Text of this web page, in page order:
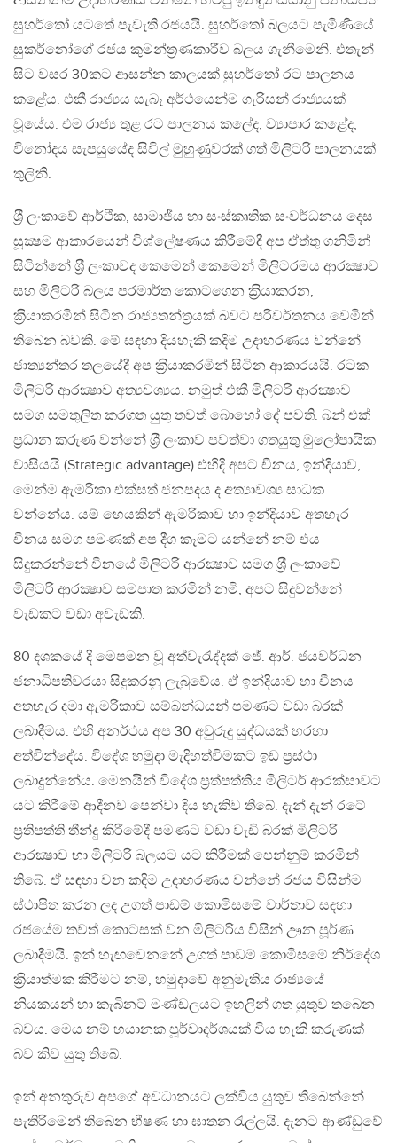
සුහර්තෝ යටතේ පැවැති රජයයි. සුහර්තෝ බලයට පැමිණියේ
සුකර්නෝගේ රජය කුමන්ත‍්‍රණකාරීව බලය ගැනීමෙනි. එතැන්
සිට වසර 30කට ආසන්න කාලයක් සුහර්තෝ රට පාලනය
කළේය. එකී රාජ්‍යය සැබෑ අර්ථයෙන්ම ගැරිසන් රාජ්‍යයක්
වූයේය. එම රාජ්‍ය තුළ රට පාලනය කලේද, ව්‍යාපාර කළේද,
විනෝදය සැපයුයේද සිවිල් මුහුණුවරක් ගත් මිලිටරි පාලනයක්
තුලිනි.
ශ‍්‍රී ලංකාවේ ආර්ථික, සාමාජීය හා සංස්කෘතික සංවර්ධනය දෙස
සූක්‍ෂම ආකාරයෙන් විශ්ලේෂණය කිරීමේදී අප ඒත්තු ගනිමින්
සිටින්නේ ශ‍්‍රී ලංකාවද කෙමෙන් කෙමෙන් මිලිටරමය ආරක්‍ෂාව
සහ මිලිටරි බලය පරමාර්ත කොටගෙන ක‍්‍රියාකරන,
ක‍්‍රියාකරමින් සිටින රාජ්‍යතන්ත‍්‍රයක් බවට පරිවර්තනය වෙමින්
තිබෙන බවකි. මේ සඳහා දියහැකි කදිම උදාහරණය වන්නේ
ජාත්‍යන්තර තලයේදී අප ක‍්‍රියාකරමින් සිටින ආකාරයයි. රටක
මිලිටරි ආරක්‍ෂාව අත්‍යවශ්‍යය. නමුත් එකී මිලිටරි ආරක්‍ෂාව
සමග සමතුලිත කරගත යුතු තවත් බොහෝ දේ පවති. බන් එක්
ප‍්‍රධාන කරුණ වන්නේ ශ‍්‍රී ලංකාව පවත්වා ගතයුතු මුලෝපායික
වාසියයි.(Strategic advantage) එහිදි අපට චීනය, ඉන්දියාව,
මෙන්ම ඇමරිකා එක්සත් ජනපදය ද අත්‍යාවශ්‍ය සාධක
වන්නේය. යම් හෙයකින් ඇමරිකාව හා ඉන්දියාව අතහැර
චීනය සමග පමණක් අප දීග කෑමට යන්නේ නම් එය
සිදුකරන්නේ චීනයේ මිලිටරි ආරක්‍ෂාව සමග ශ‍්‍රී ලංකාවේ
මිලිටරි ආරක්‍ෂාව සමපාත කරමින් නමි, අපට සිදුවන්නේ
වැඩකට වඩා අවැඩකි.
80 දශකයේ දී මෙපමන වූ අත්වැරැද්දක් ජේ. ආර්. ජයවර්ධන
ජනාධිපතිවරයා සිදුකරනු ලැබුවේය. ඒ ඉන්දියාව හා චීනය
අතහැර දමා ඇමරිකාව සම්බන්ධයන් පමණට වඩා බරක්
ලබාදීමය. එහි අනර්ථය අප 30 අවුරුදු යුද්ධයක් හරහා
අත්වින්දේය. විදේශ හමුදා මැදිහත්විමකට ඉඩ ප‍්‍රස්ථා
ලබාදුන්නේය. මෙනයින් විදේශ ප‍්‍රත්පත්තිය මිලිටර් ආරක්‍සාවට
යට කිරීමේ ආදීනව පෙන්වා දිය හැකිව තිබේ. දැන් දැන් රටේ
ප‍්‍රතිපත්ති තීන්දු කිරීමේදී පමණට වඩා වැඩි බරක් මිලිටරි
ආරක්‍ෂාව හා මිලිටරි බලයට යට කිරීමක් පෙන්නුම් කරමින්
තිබේ. ඒ සඳහා වන කදිම උදාහරණය වන්නේ රජය විසින්ම
ස්ථාපිත කරන ලද උගත් පාඩම් කොමිසමේ වාර්තාව සඳහා
රජයේම තවත් කොටසක් වන මිලිටරිය විසින් ඌන පූර්ණ
ලබාදීමයි. ඉන් හැඟවෙනනේ උගත් පාඩම් කොමිසමේ නිර්දේශ
ක‍්‍රියාත්මක කිරීමට නම්, හමුදාවේ අනුමැතිය රාජ්‍යයේ
නියකයන් හා කැබිනට් මණ්ඩලයට ඉහලින් ගත යුතුව තබෙන
බවය. මෙය නම් භයානක පූර්වාදර්ශයක් විය හැකි කරුණක්
බව කිව යුතු තිබේ.
ඉන් අනතුරුව අපගේ අවධානයට ලක්විය යුතුව තිබෙන්නේ
පැතිරිමෙන් තිබෙන භීෂණ හා ඝාතන රැල්ලයි. දැනට ආණ්ඩුවේ